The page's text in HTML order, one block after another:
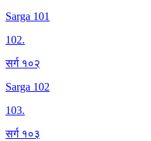
Sarga 101
102.
सर्ग १०२
Sarga 102
103.
सर्ग १०३